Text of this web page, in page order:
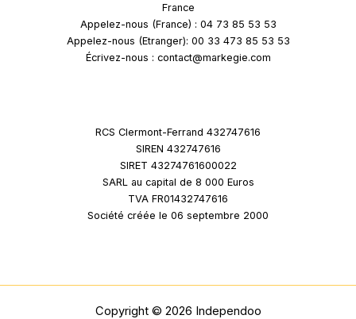
France
Appelez-nous (France) : 04 73 85 53 53
Appelez-nous (Etranger): 00 33 473 85 53 53
Écrivez-nous : contact@markegie.com
RCS Clermont-Ferrand 432747616
SIREN 432747616
SIRET 43274761600022
SARL au capital de 8 000 Euros
TVA FR01432747616
Société créée le 06 septembre 2000
Copyright © 2026 Independoo